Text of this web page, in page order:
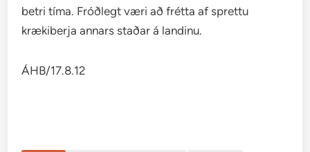
betri tíma. Fróðlegt væri að frétta af sprettu
krækiberja annars staðar á landinu.
ÁHB/17.8.12